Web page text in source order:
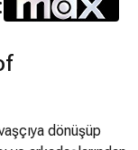
dönüşüp